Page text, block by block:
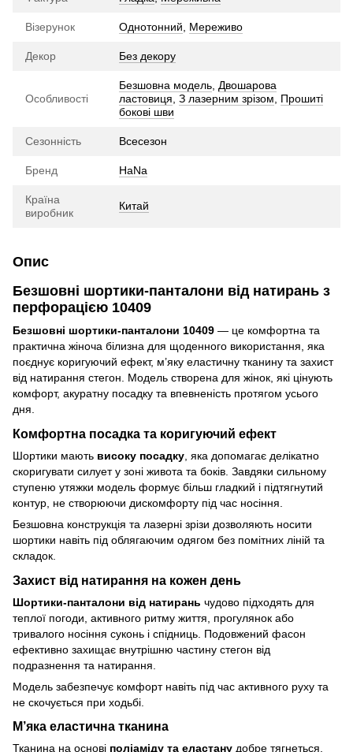
Візерунок Однотонний Мереживо
Декор Без декору
Особливості
Безшовна модель Двошарова
ластовиця З лазерним зрізом
Прошиті
бокові шви
Сезонність Всесезон
Бренд HaNa
Країна
виробник
Китай
Опис
Безшовні шортики-панталони від натирань з
перфорацією 10409
Безшовні шортики-панталони 10409 — це комфортна та
практична жіноча білизна для щоденного використання, яка
поєднує коригуючий ефект, м’яку еластичну тканину та захист
від натирання стегон. Модель створена для жінок, які цінують
комфорт, акуратну посадку та впевненість протягом усього
дня.
Комфортна посадка та коригуючий ефект
Шортики мають високу посадку , яка допомагає делікатно
скоригувати силует у зоні живота та боків. Завдяки сильному
ступеню утяжки модель формує більш гладкий і підтягнутий
контур, не створюючи дискомфорту під час носіння.
Безшовна конструкція та лазерні зрізи дозволяють носити
шортики навіть під облягаючим одягом без помітних ліній та
складок.
Захист від натирання на кожен день
Шортики-панталони від натирань чудово підходять для
теплої погоди, активного ритму життя, прогулянок або
тривалого носіння суконь і спідниць. Подовжений фасон
ефективно захищає внутрішню частину стегон від
подразнення та натирання.
Модель забезпечує комфорт навіть під час активного руху та
не скочується при ходьбі.
М’яка еластична тканина
Тканина на основі поліаміду та еластану добре тягнеться,